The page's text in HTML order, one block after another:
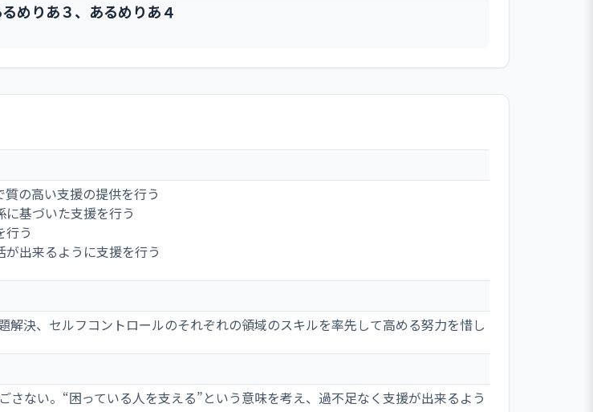
めりあ３、あるめりあ４
の高い支援の提供を行う
基づいた支援を行う
行う
出来るように支援を行う
決、セルフコントロールのそれぞれの領域のスキルを率先して高める努力を惜し
ない。“困っている人を支える”という意味を考え、過不足なく支援が出来るよう